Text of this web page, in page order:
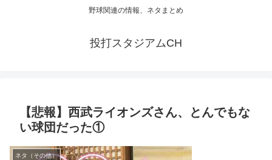
野球関連の情報、ネタまとめ
投打スタジアムCH
【悲報】西武ライオンズさん、とんでもな
い球団だった①
ネタ（その他）